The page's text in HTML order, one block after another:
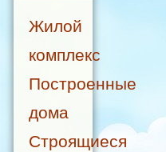
Жилой
комплекс
Построенные
дома
Строящиеся